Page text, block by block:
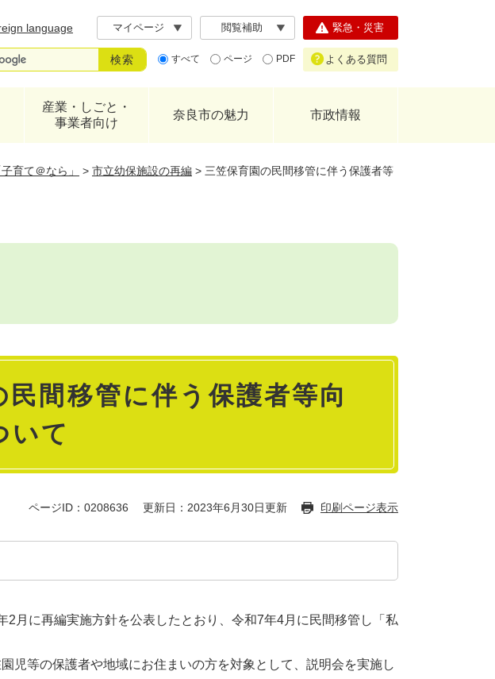
language マイページ 閲覧補助
すべて ページ PDF
緊急・災害
よくある質問
産業・しごと・
事業者向け
奈良市の魅力 市政情報
育て＠なら」 > 市立幼保施設の再編 > 三笠保育園の民間移管に伴う保護者等
民間移管に伴う保護者等向
いて
ページID：0208636 更新日：2023年6月30日更新 印刷ページ表示
月に再編実施方針を公表したとおり、令和7年4月に民間移管し「私
児等の保護者や地域にお住まいの方を対象として、説明会を実施し